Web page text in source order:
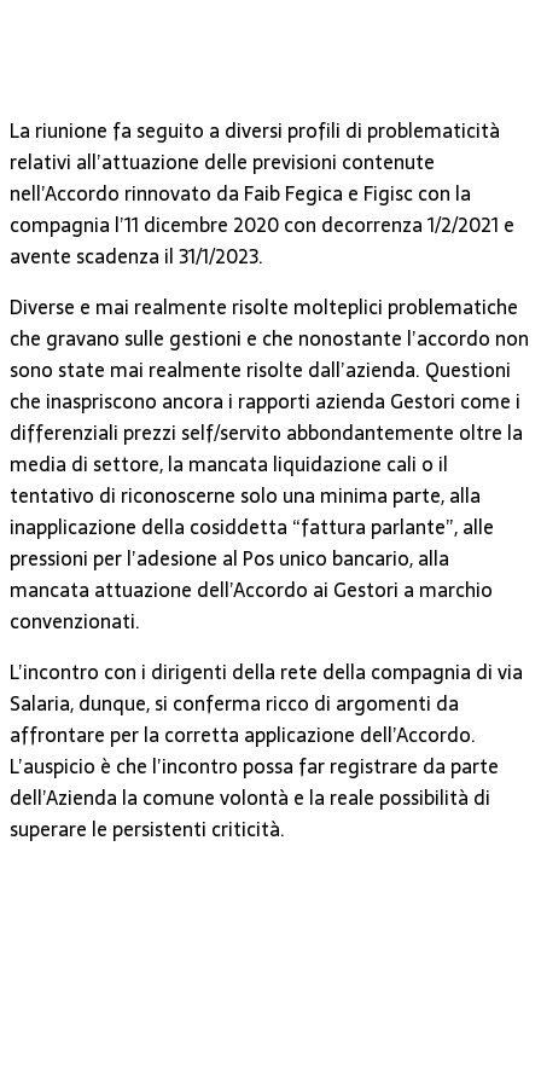
La riunione fa seguito a diversi profili di problematicità
relativi all’attuazione delle previsioni contenute
nell’Accordo rinnovato da Faib Fegica e Figisc con la
compagnia l’11 dicembre 2020 con decorrenza 1/2/2021 e
avente scadenza il 31/1/2023.
Diverse e mai realmente risolte molteplici problematiche
che gravano sulle gestioni e che nonostante l’accordo non
sono state mai realmente risolte dall’azienda. Questioni
che inaspriscono ancora i rapporti azienda Gestori come i
differenziali prezzi self/servito abbondantemente oltre la
media di settore, la mancata liquidazione cali o il
tentativo di riconoscerne solo una minima parte, alla
inapplicazione della cosiddetta “fattura parlante”, alle
pressioni per l’adesione al Pos unico bancario, alla
mancata attuazione dell’Accordo ai Gestori a marchio
convenzionati.
L’incontro con i dirigenti della rete della compagnia di via
Salaria, dunque, si conferma ricco di argomenti da
affrontare per la corretta applicazione dell’Accordo.
L’auspicio è che l’incontro possa far registrare da parte
dell’Azienda la comune volontà e la reale possibilità di
superare le persistenti criticità.